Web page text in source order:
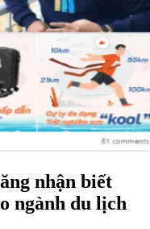
nhận biết
ngành du lịch